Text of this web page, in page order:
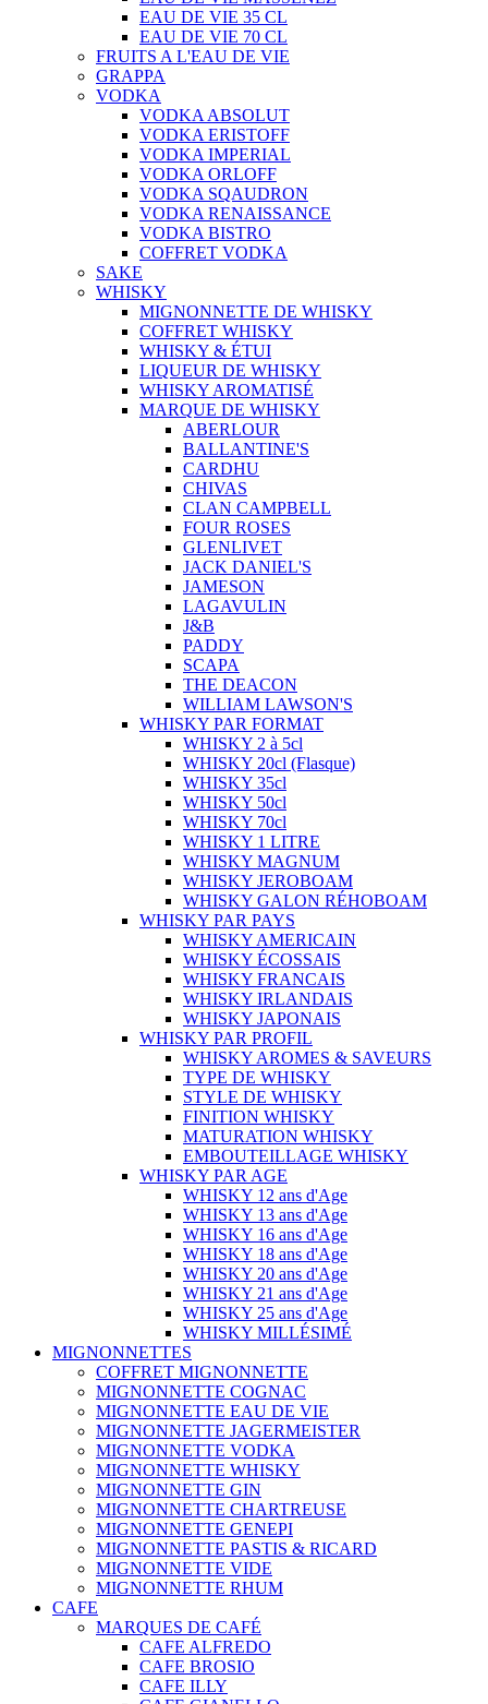
EAU DE VIE 35 CL
EAU DE VIE 70 CL
FRUITS A L'EAU DE VIE
GRAPPA
VODKA
VODKA ABSOLUT
VODKA ERISTOFF
VODKA IMPERIAL
VODKA ORLOFF
VODKA SQAUDRON
VODKA RENAISSANCE
VODKA BISTRO
COFFRET VODKA
SAKE
WHISKY
MIGNONNETTE DE WHISKY
COFFRET WHISKY
WHISKY & ÉTUI
LIQUEUR DE WHISKY
WHISKY AROMATISÉ
MARQUE DE WHISKY
ABERLOUR
BALLANTINE'S
CARDHU
CHIVAS
CLAN CAMPBELL
FOUR ROSES
GLENLIVET
JACK DANIEL'S
JAMESON
LAGAVULIN
J&B
PADDY
SCAPA
THE DEACON
WILLIAM LAWSON'S
WHISKY PAR FORMAT
WHISKY 2 à 5cl
WHISKY 20cl (Flasque)
WHISKY 35cl
WHISKY 50cl
WHISKY 70cl
WHISKY 1 LITRE
WHISKY MAGNUM
WHISKY JEROBOAM
WHISKY GALON RÉHOBOAM
WHISKY PAR PAYS
WHISKY AMERICAIN
WHISKY ÉCOSSAIS
WHISKY FRANCAIS
WHISKY IRLANDAIS
WHISKY JAPONAIS
WHISKY PAR PROFIL
WHISKY AROMES & SAVEURS
TYPE DE WHISKY
STYLE DE WHISKY
FINITION WHISKY
MATURATION WHISKY
EMBOUTEILLAGE WHISKY
WHISKY PAR AGE
WHISKY 12 ans d'Age
WHISKY 13 ans d'Age
WHISKY 16 ans d'Age
WHISKY 18 ans d'Age
WHISKY 20 ans d'Age
WHISKY 21 ans d'Age
WHISKY 25 ans d'Age
WHISKY MILLÉSIMÉ
MIGNONNETTES
COFFRET MIGNONNETTE
MIGNONNETTE COGNAC
MIGNONNETTE EAU DE VIE
MIGNONNETTE JAGERMEISTER
MIGNONNETTE VODKA
MIGNONNETTE WHISKY
MIGNONNETTE GIN
MIGNONNETTE CHARTREUSE
MIGNONNETTE GENEPI
MIGNONNETTE PASTIS & RICARD
MIGNONNETTE VIDE
MIGNONNETTE RHUM
CAFE
MARQUES DE CAFÉ
CAFE ALFREDO
CAFE BROSIO
CAFE ILLY